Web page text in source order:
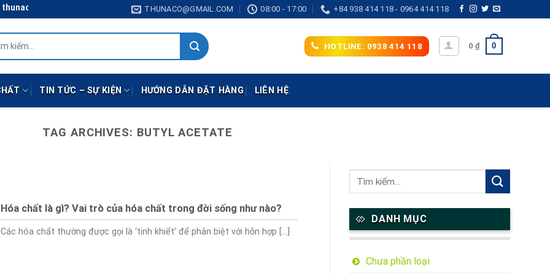
THUNACO@GMAIL.COM 08:00 - 17:00 +84 938 414 118 - 0964 414 118
HOTLINE: 0938 414 118 0 ₫ 0
TIN TỨC – SỰ KIỆN HƯỚNG DẪN ĐẶT HÀNG LIÊN HỆ
TAG ARCHIVES: BUTYL ACETATE
Hóa chất là gì? Vai trò của hóa chất trong đời sống như nào?
Các hóa chất thường được gọi là ‘tinh khiết’ để phân biệt với hỗn hợp [...]
DANH MỤC
Chưa phần loại